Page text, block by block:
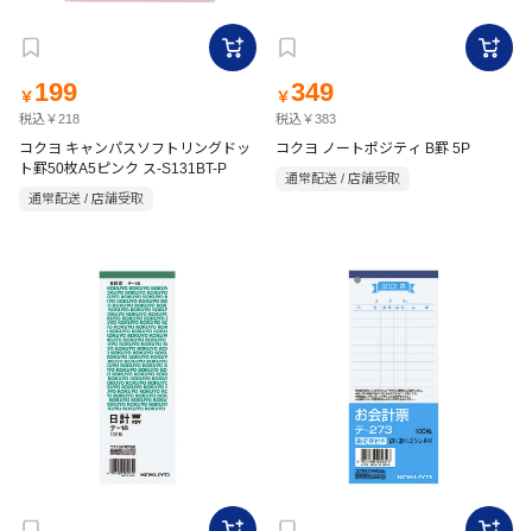
￥ 199
税込￥218
コクヨ キャンパスソフトリングドッ
ト罫50枚A5ピンク ス-S131BT-P
通常配送 / 店舗受取
￥349
税込￥383
コクヨ ノートポジティ B罫 5P
通常配送 / 店舗受取